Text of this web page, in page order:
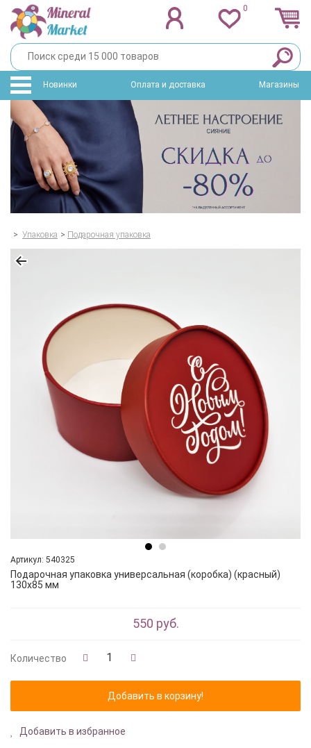
0
Новинки Оплата и доставка Магазины
> Упаковка > Подарочная упаковка
Артикул: 540325
Подарочная упаковка универсальная (коробка) (красный)
130х85 мм
550 руб.
Количество
Добавить в избранное